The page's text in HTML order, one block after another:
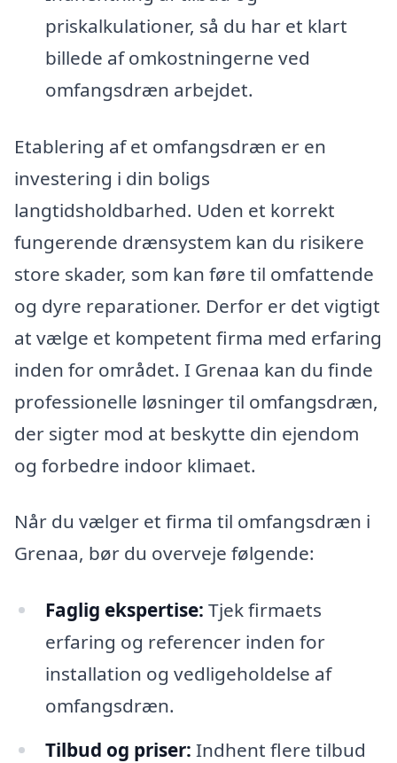
priskalkulationer, så du har et klart
billede af omkostningerne ved
omfangsdræn arbejdet.
Etablering af et omfangsdræn er en
investering i din boligs
langtidsholdbarhed. Uden et korrekt
fungerende drænsystem kan du risikere
store skader, som kan føre til omfattende
og dyre reparationer. Derfor er det vigtigt
at vælge et kompetent firma med erfaring
inden for området. I Grenaa kan du finde
professionelle løsninger til omfangsdræn,
der sigter mod at beskytte din ejendom
og forbedre indoor klimaet.
Når du vælger et firma til omfangsdræn i
Grenaa, bør du overveje følgende:
Faglig ekspertise: Tjek firmaets
erfaring og referencer inden for
installation og vedligeholdelse af
omfangsdræn.
Tilbud og priser: Indhent flere tilbud